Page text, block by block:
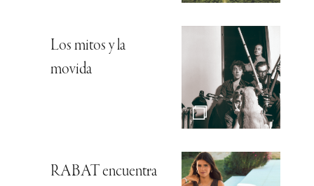
Los mitos y la
movida
RABAT encuentra